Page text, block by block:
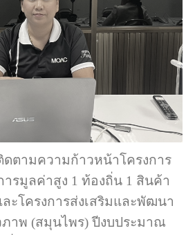
ตามความก้าวหน้าโครงการ
ารมูลค่าสูง 1 ท้องถิ่น 1 สินค้า
ะโครงการส่งเสริมและพัฒนา
าพ (สมุนไพร) ปีงบประมาณ